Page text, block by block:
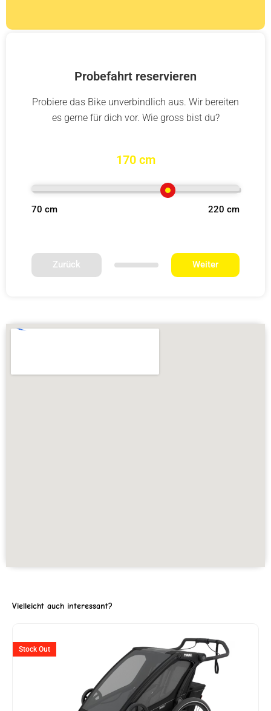
Probefahrt reservieren
Probiere das Bike unverbindlich aus. Wir bereiten
es gerne für dich vor. Wie gross bist du?
170 cm
70 cm 220 cm
Zurück Weiter
Vielleicht auch interessant?
Stock Out